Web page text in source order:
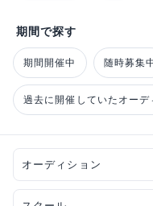
期間で探す
期間開催中 随時募集
過去に開催していたオーデ
オーディション